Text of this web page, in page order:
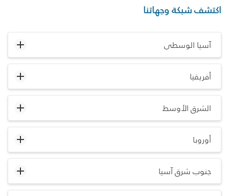
اكتشف شبكة وجهاتنا
آسيا الوسطى
أفريقيا
الشرق الأوسط
أوروبا
جنوب شرق آسيا